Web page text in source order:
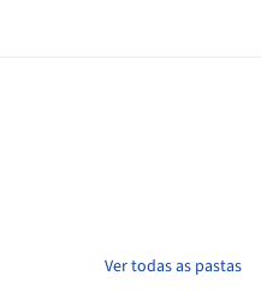
Ver todas as pastas